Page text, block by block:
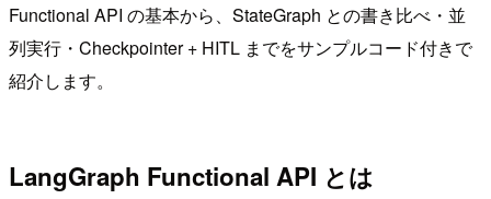
Functional API の基本から、StateGraph との書き比べ・並
列実行・Checkpointer + HITL までをサンプルコード付きで
紹介します。
LangGraph Functional API とは